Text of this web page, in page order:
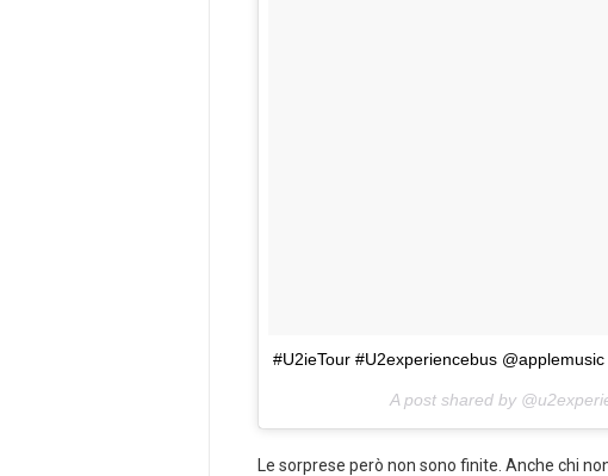
#U2ieTour #U2experiencebus @applemusic
A post shared by
Le sorprese però non sono finite. Anche chi